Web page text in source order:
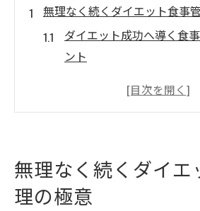
無理なく続くダイエット食事
ダイエット成功へ導く食
ント
継続できるダイエット習
ストレス軽減を意識した
リバウンド防止に役立つ日立市
無理なく続くダイエ
理の極意